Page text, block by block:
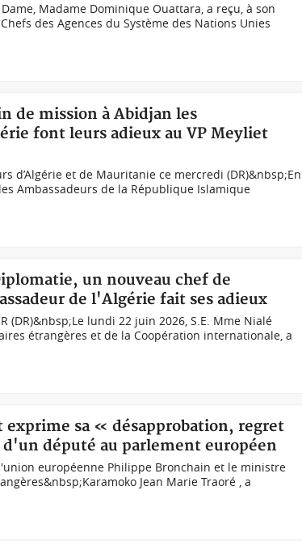
Madame Dominique Ouattara, a reçu, à son
des Agences du Système des Nations Unies
de mission à Abidjan les
font leurs adieux au VP Meyliet
d’Algérie et de Mauritanie ce mercredi (DR)&nbsp;En
Ambassadeurs de la République Islamique
un nouveau chef de
de l'Algérie fait ses adieux
(DR)&nbsp;Le lundi 22 juin 2026, S.E. Mme Nialé
étrangères et de la Coopération internationale, a
exprime sa « désapprobation, regret
député au parlement européen
européenne Philippe Bronchain et le ministre
Jean Marie Traoré , a